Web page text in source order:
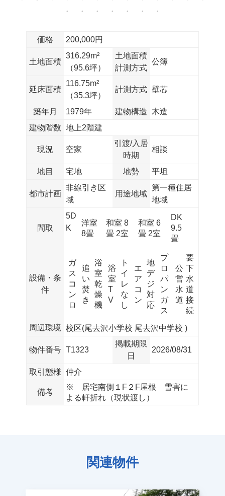
価格 200,000円
土地面積
316.29m²
（95.6坪）
土地面積
計測方式
公簿
延床面積
116.75m²
（35.3坪）
計測方式 壁芯
築年月 1979年 建物構造
木造
建物階数
地上2階建
現況 空家
引渡/入居
時期
相談
地目 宅地 地勢 平坦
都市計画
非線引き区
域
用途地域
第一種住居
地域
間取
5D
K
洋室
8畳
和室 8
畳 2室
和室 6
畳 2室
DK
9.5
畳
設備・条
件
ガ
ス
コ
ン
ロ
追
い
焚
き
浴
室
乾
燥
機
浴
室
T
V
ト
イ
レ
な
し
エ
ア
コ
ン
地
デ
ジ
対
応
プ
ロ
パ
ン
ガ
ス
公
営
水
道
要
下
水
道
接
続
周辺環境 校区(尾去沢小学校 尾去沢中学校 )
物件番号 T1323
掲載期限
日
2026/08/31
取引態様 仲介
備考
※ 居宅南側１F２F屋根 雪害に
よる軒折れ（現状渡し）
関連物件